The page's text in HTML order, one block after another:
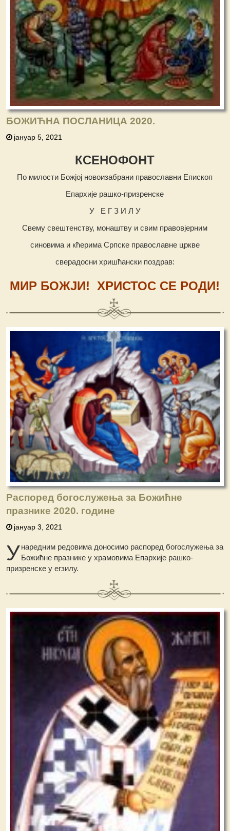
БОЖИЋНА ПОСЛАНИЦА 2020.
јануар 5, 2021
КСЕНОФОНТ
По милости Божјој новоизабрани православни Епископ
Епархије рашко-призренске
У Е Г З И Л У
Свему свештенству, монаштву и свим правовјерним
синовима и кћерима Српске православне цркве
сверадосни хришћански поздрав:
МИР БОЖЈИ! ХРИСТОС СЕ РОДИ!
Распоред богослужења за Божићне
празнике 2020. године
јануар 3, 2021
Унаредним редовима доносимо распоред богослужења за
Божићне празнике у храмовима Епархије рашко-
призренске у егзилу.